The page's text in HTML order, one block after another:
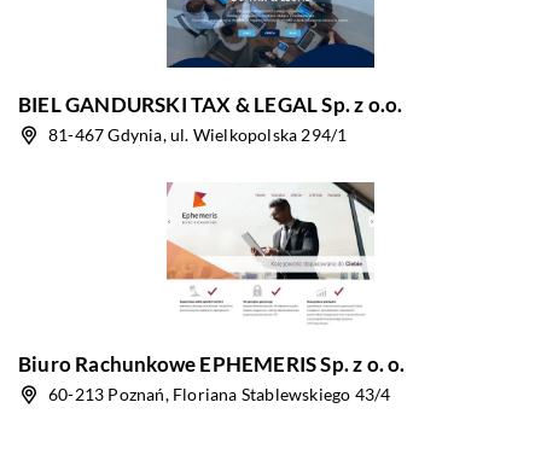
BIEL GANDURSKI TAX & LEGAL Sp. z o.o.
81-467 Gdynia, ul. Wielkopolska 294/1
Biuro Rachunkowe EPHEMERIS Sp. z o. o.
60-213 Poznań, Floriana Stablewskiego 43/4